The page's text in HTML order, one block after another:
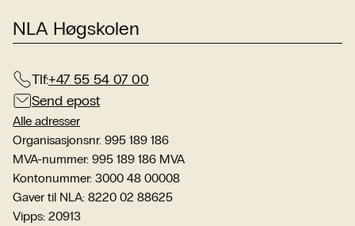
NLA Høgskolen
Tlf:+47 55 54 07 00
Send epost
Alle adresser
Organisasjonsnr. 995 189 186
MVA-nummer: 995 189 186 MVA
Kontonummer: 3000 48 00008
Gaver til NLA: 8220 02 88625
Vipps: 20913